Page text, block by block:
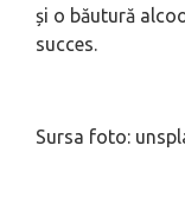
și o băutură
succes.
Sursa foto: